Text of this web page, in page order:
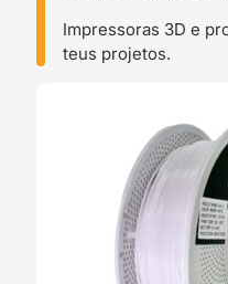
Impressoras 3D e
teus projetos.